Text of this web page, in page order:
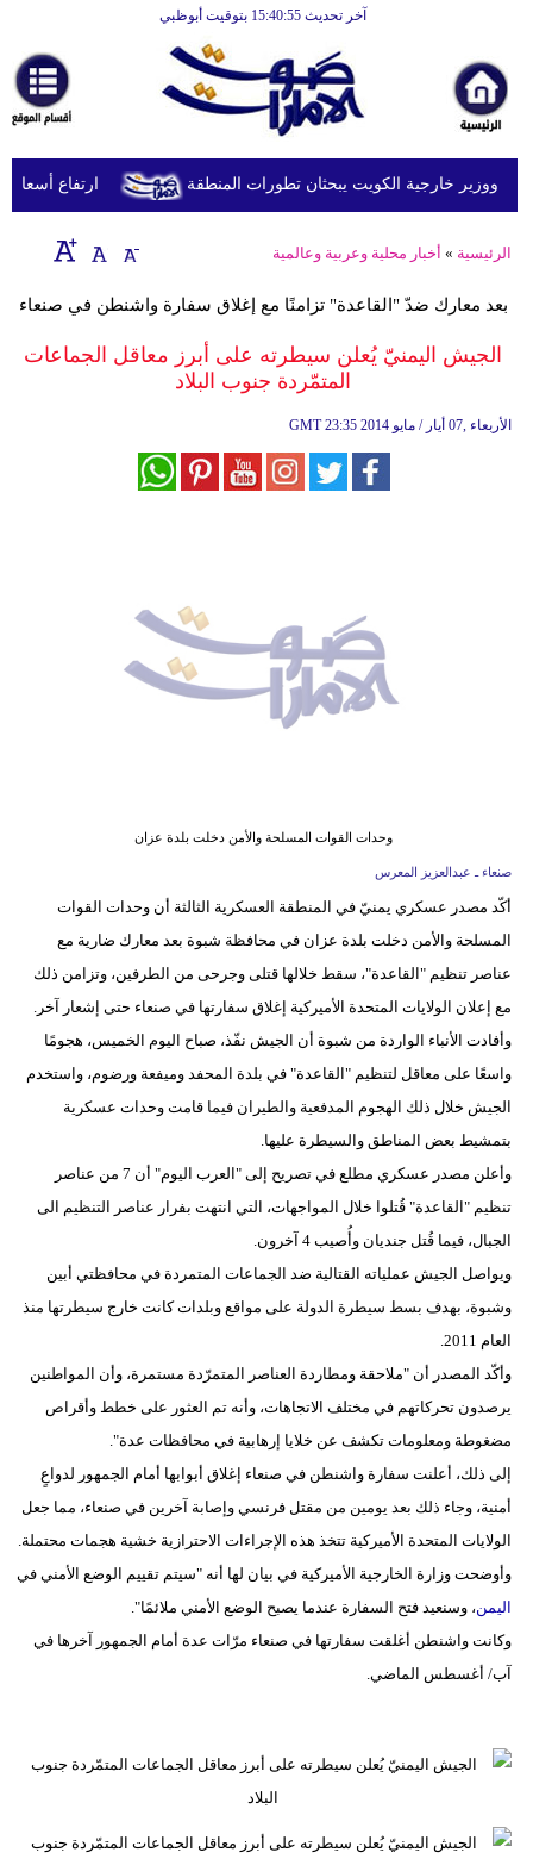
آخر تحديث 15:40:55 بتوقيت أبوظبي
أخبارعاجلة
رياضة
ثقافة
إقتصاد
وموسيقى
علوم
وتكنولوجيا
بيئة
مدوَّنات
فيديو
ارتفاع أسعار النفط ووزير خارجية الكويت يبحثان تطورات المنطقة
الرئيسية » أخبار محلية وعربية وعالمية
بعد معارك ضدّ "القاعدة" تزامنًا مع إغلاق سفارة واشنطن في صنعاء
الجيش اليمنيّ يُعلن سيطرته على أبرز معاقل الجماعات
المتمّردة جنوب البلاد
GMT 23:35 2014 الأربعاء ,07 أيار / مايو
وحدات القوات المسلحة والأمن دخلت بلدة عزان
صنعاء ـ عبدالعزيز المعرس
أكّد مصدر عسكري يمنيّ في المنطقة العسكرية الثالثة أن وحدات القوات
المسلحة والأمن دخلت بلدة عزان في محافظة شبوة بعد معارك ضارية مع
عناصر تنظيم "القاعدة"، سقط خلالها قتلى وجرحى من الطرفين، وتزامن ذلك
مع إعلان الولايات المتحدة الأميركية إغلاق سفارتها في صنعاء حتى إشعار آخر.
وأفادت الأنباء الواردة من شبوة أن الجيش نفّذ، صباح اليوم الخميس، هجومًا
واسعًا على معاقل لتنظيم "القاعدة" في بلدة المحفد وميفعة ورضوم، واستخدم
الجيش خلال ذلك الهجوم المدفعية والطيران فيما قامت وحدات عسكرية
بتمشيط بعض المناطق والسيطرة عليها.
وأعلن مصدر عسكري مطلع في تصريح إلى "العرب اليوم" أن 7 من عناصر
تنظيم "القاعدة" قُتلوا خلال المواجهات، التي انتهت بفرار عناصر التنظيم الى
الجبال، فيما قُتل جنديان وأُصيب 4 آخرون.
ويواصل الجيش عملياته القتالية ضد الجماعات المتمردة في محافظتي أبين
وشبوة، بهدف بسط سيطرة الدولة على مواقع وبلدات كانت خارج سيطرتها منذ
العام 2011.
وأكّد المصدر أن "ملاحقة ومطاردة العناصر المتمرّدة مستمرة، وأن المواطنين
يرصدون تحركاتهم في مختلف الاتجاهات، وأنه تم العثور على خطط وأقراص
مضغوطة ومعلومات تكشف عن خلايا إرهابية في محافظات عدة".
إلى ذلك، أعلنت سفارة واشنطن في صنعاء إغلاق أبوابها أمام الجمهور لدواعٍ
أمنية، وجاء ذلك بعد يومين من مقتل فرنسي وإصابة آخرين في صنعاء، مما جعل
الولايات المتحدة الأميركية تتخذ هذه الإجراءات الاحترازية خشية هجمات محتملة.
وأوضحت وزارة الخارجية الأميركية في بيان لها أنه "سيتم تقييم الوضع الأمني في
اليمن، وسنعيد فتح السفارة عندما يصبح الوضع الأمني ملائمًا".
وكانت واشنطن أغلقت سفارتها في صنعاء مرّات عدة أمام الجمهور آخرها في
آب/ أغسطس الماضي.